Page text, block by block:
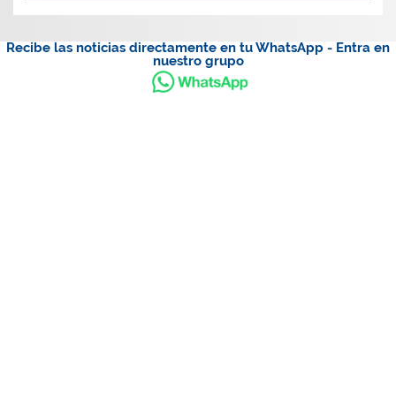
Recibe las noticias directamente en tu WhatsApp - Entra en
nuestro grupo